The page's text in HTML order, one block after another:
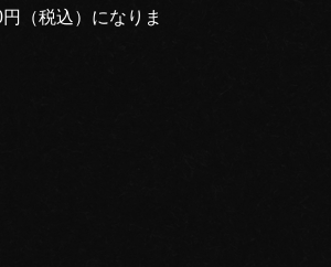
（税込）になりま